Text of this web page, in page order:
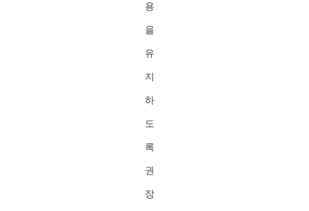
용
을
유
지
하
도
록
권
장